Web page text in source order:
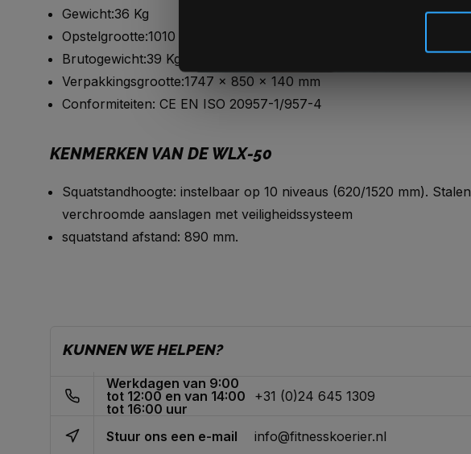
Gewicht:36 Kg
Opstelgrootte:1010 x 800 x 1727 mm
Brutogewicht:39 Kg
Verpakkingsgrootte:1747 x 850 x 140 mm
Conformiteiten: CE EN ISO 20957-1/957-4
KENMERKEN VAN DE WLX-50
Squatstandhoogte: instelbaar op 10 niveaus (620/1520 mm). Stalen
verchroomde aanslagen met veiligheidssysteem
squatstand afstand: 890 mm.
KUNNEN WE HELPEN?
Werkdagen van 9:00
tot 12:00 en van 14:00
tot 16:00 uur
+31 (0)24 645 1309
Stuur ons een e-mail info@fitnesskoerier.nl